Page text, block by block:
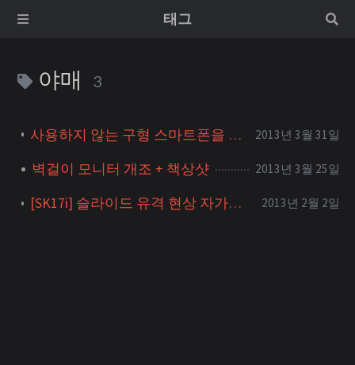
태그
야매 3
사용하지 않는 구형 스마트폰을 탁상시계로 만들기 2013년 3월 31일
벽걸이 모니터 개조 + 책상샷 2013년 3월 25일
[SK17i] 슬라이드 유격 현상 자가수리했습니다 + 실제 크기 비교샷 2013년 2월 2일